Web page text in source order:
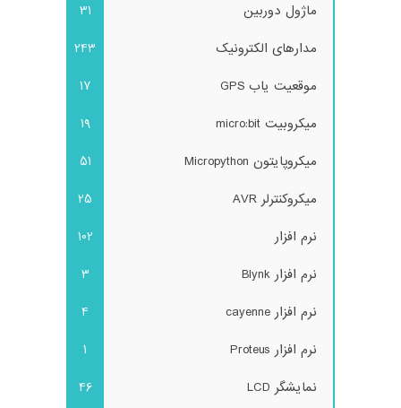
ماژول دوربین
31
مدارهای الکترونیک
243
موقعیت یاب GPS
17
میکروبیت micro:bit
19
میکروپایتون Micropython
51
میکروکنترلر AVR
25
نرم افزار
102
نرم افزار Blynk
3
نرم افزار cayenne
4
نرم افزار Proteus
1
نمایشگر LCD
46